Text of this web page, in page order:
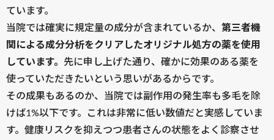
ています。
当院では確実に規定量の成分が含まれているか、 第三者機
関による成分分析をクリアしたオリジナル処方の薬を使用
しています。 先に申し上げた通り、確かに効果のある薬を
使っていただきたいという思いがあるからです。
その成果もあるのか、当院では副作用の発生率も多毛を除
けば1%以下です。これは非常に低い数値だと実感していま
す。健康リスクを抑えつつ患者さんの状態をよく診察させ